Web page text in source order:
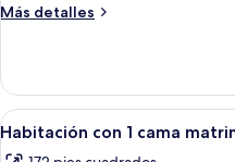
de
Más detalles
Más
doble
estándar
de
Abrir
todas
4
Habitación con 1 cama